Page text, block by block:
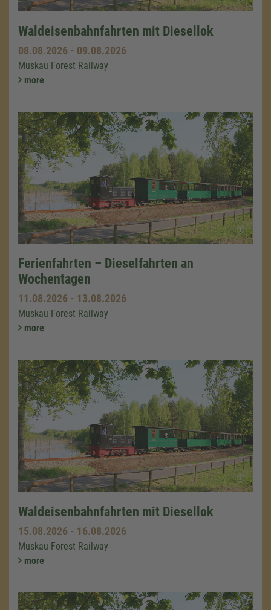
Waldeisenbahnfahrten mit Diesellok
08.08.2026 - 09.08.2026
Muskau Forest Railway
more
Ferienfahrten – Dieselfahrten an
Wochentagen
11.08.2026 - 13.08.2026
Muskau Forest Railway
more
Waldeisenbahnfahrten mit Diesellok
15.08.2026 - 16.08.2026
Muskau Forest Railway
more